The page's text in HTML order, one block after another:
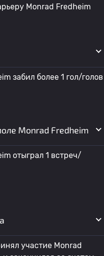
Monrad Fredheim
забил более 1 гол/голов
Monrad Fredheim
отыграл 1 встреч/
участие Monrad